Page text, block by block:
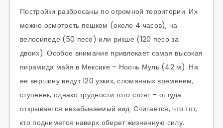
Постройки разбросаны по огромной территории. Их
можно осмотреть пешком (около 4 часов), на
велосипеде (50 песо) или рикше (120 песо за
двоих). Особое внимание привлекает самая высокая
пирамида майя в Мексике – Ноочь Муль (42 м). На
ее вершину ведут 120 узких, сломанных временем,
ступенек, однако трудности того стоят – оттуда
открывается незабываемый вид. Считается, что тот,
кто поднимется наверх оберет жизненную силу.